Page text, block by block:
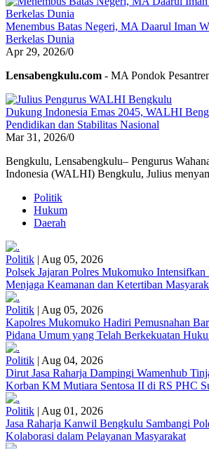
Menembus Batas Negeri, MA Daarul Iman
Berkelas Dunia
Apr 29, 2026/0
Lensabengkulu.com - MA Pondok
Dukung Indonesia Emas 2045, WALHI
Pendidikan dan Stabilitas Nasional
Mar 31, 2026/0
Bengkulu, Lensabengkulu– Pengurus
Indonesia (WALHI) Bengkulu, Julius
Politik
Hukum
Daerah
Politik | Aug 05, 2026
Polsek Jajaran Polres Mukomuko
Menjaga Keamanan dan Ketertiban
Politik | Aug 05, 2026
Kapolres Mukomuko Hadiri Pemusnahan
Pidana Umum yang Telah Berkekuatan
Politik | Aug 04, 2026
Dirut Jasa Raharja Dampingi Wamenhub
Korban KM Mutiara Sentosa II di RS PHC
Politik | Aug 01, 2026
Jasa Raharja Kanwil Bengkulu Sambangi
Kolaborasi dalam Pelayanan Masyarakat